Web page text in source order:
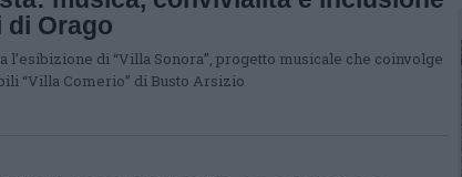
di Orago
di “Villa Sonora”, progetto musicale che coinvolge
“Villa Comerio” di Busto Arsizio